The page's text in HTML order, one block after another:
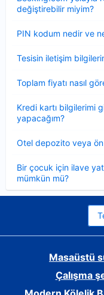
değiştirebilir miyim?
PIN kodum nedir ve
Tesisin iletişim
Toplam fiyatı nasıl
Kredi kartı bilgilerimi
yapacağım?
Otel depozito veya
Bir çocuk için ilave
mümkün mü?
Masaüstü
Çalışma